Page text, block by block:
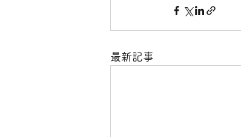
最新記事